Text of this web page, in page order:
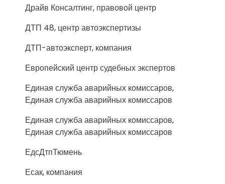
Драйв Консалтинг, правовой центр
ДТП 48, центр автоэкспертизы
ДТП-автоэксперт, компания
Европейский центр судебных экспертов
Единая служба аварийных комиссаров,
Единая служба аварийных комиссаров
Единая служба аварийных комиссаров,
Единая служба аварийных комиссаров
ЕдсДтпТюмень
Есак, компания